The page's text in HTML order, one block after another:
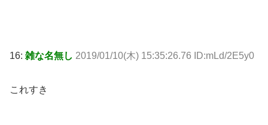
16: 雑な名無し 2019/01/10(木) 15:35:26.76 ID:mLd/2E5y0
これすき